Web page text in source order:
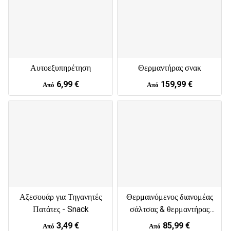
Αυτοεξυπηρέτηση
Από 6,99 €
Θερμαντήρας σνακ
Από 159,99 €
Αξεσουάρ για Τηγανητές
Πατάτες - Snack
Από 3,49 €
Θερμαινόμενος διανομέας
σάλτσας & θερμαντήρας
τυριού/σοκολάτας
Από 85,99 €